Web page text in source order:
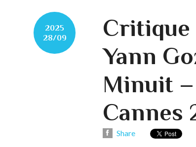
2025
28/09
Critique
Yann
Minuit –
Cannes
Share